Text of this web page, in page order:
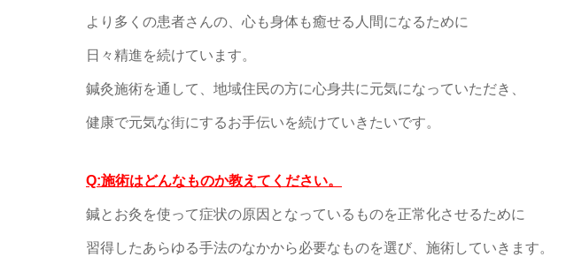
より多くの患者さんの、心も身体も癒せる人間になるために
日々精進を続けています。
鍼灸施術を通して、地域住民の方に心身共に元気になっていただき、
健康で元気な街にするお手伝いを続けていきたいです。
Q:施術はどんなものか教えてください。
鍼とお灸を使って症状の原因となっているものを正常化させるために
習得したあらゆる手法のなかから必要なものを選び、施術していきます。